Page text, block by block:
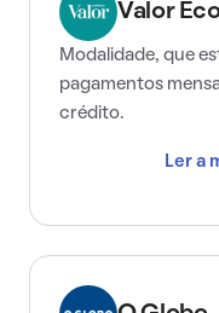
Valor
Modalidade, que
pagamentos
crédito.
Ler a